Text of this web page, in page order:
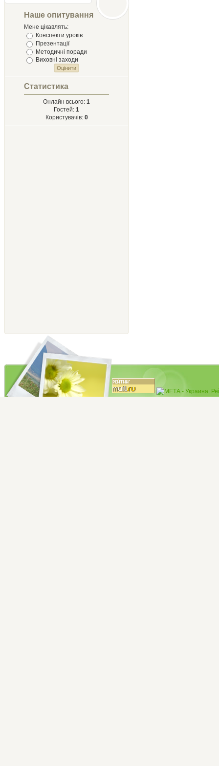
Лыст
Твору Ырий
Наше опитування
Мене цікавлять:
Конспекти уроків
Презентації
Методичні поради
Виховні заходи
Статистика
Онлайн всього: 1
Гостей: 1
Користувачів: 0